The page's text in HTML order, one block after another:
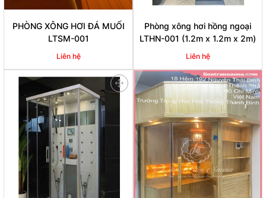
PHÒNG XÔNG HƠI ĐÁ MUỐI
LTSM-001
Liên hệ
Phòng xông hơi hồng ngoại
LTHN-001 (1.2m x 1.2m x 2m)
Liên hệ